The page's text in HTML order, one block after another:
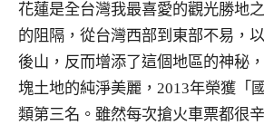
花蓮是全台灣我最喜愛的觀光勝地
的阻隔，從台灣西部到東部不易，
後山，反而增添了這個地區的神秘
塊土地的純淨美麗，2013年榮獲「
類第三名。雖然每次搶火車票都很